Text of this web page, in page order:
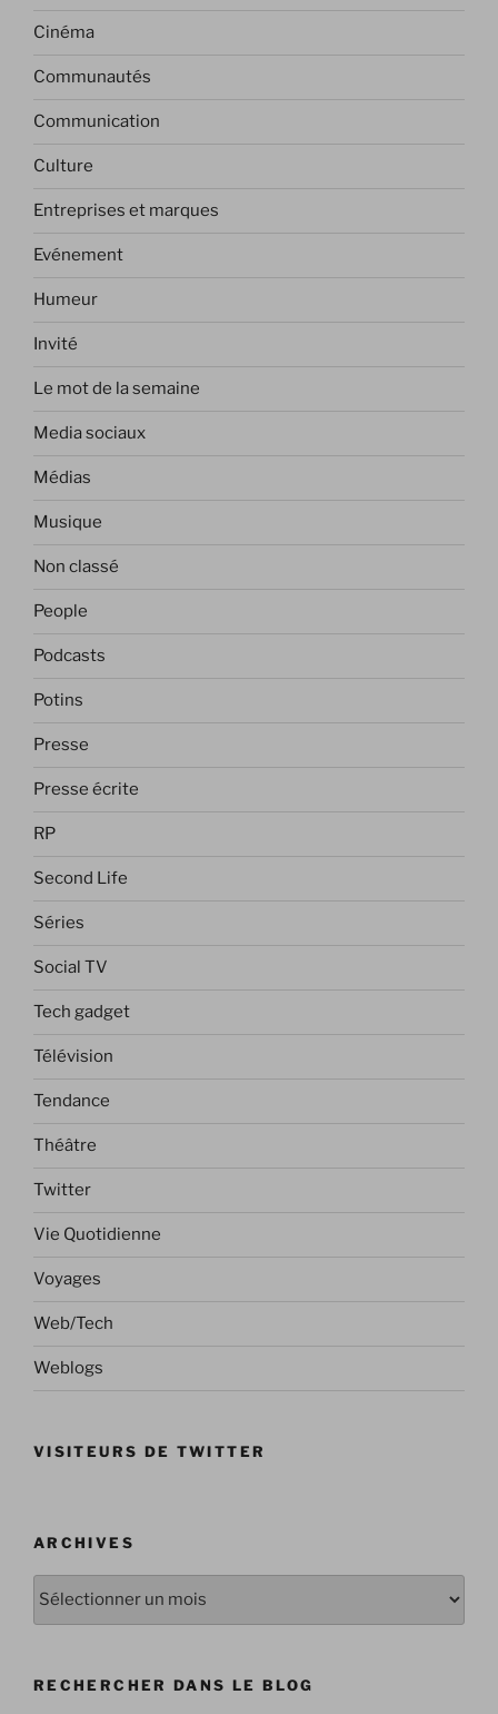
Cinéma
Communautés
Communication
Culture
Entreprises et marques
Evénement
Humeur
Invité
Le mot de la semaine
Media sociaux
Médias
Musique
Non classé
People
Podcasts
Potins
Presse
Presse écrite
RP
Second Life
Séries
Social TV
Tech gadget
Télévision
Tendance
Théâtre
Twitter
Vie Quotidienne
Voyages
Web/Tech
Weblogs
VISITEURS DE TWITTER
ARCHIVES
Archives
RECHERCHER DANS LE BLOG